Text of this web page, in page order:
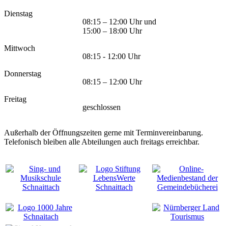
Dienstag
08:15 – 12:00 Uhr und
15:00 – 18:00 Uhr
Mittwoch
08:15 - 12:00 Uhr
Donnerstag
08:15 – 12:00 Uhr
Freitag
geschlossen
Außerhalb der Öffnungszeiten gerne mit Terminvereinbarung.
Telefonisch bleiben alle Abteilungen auch freitags erreichbar.